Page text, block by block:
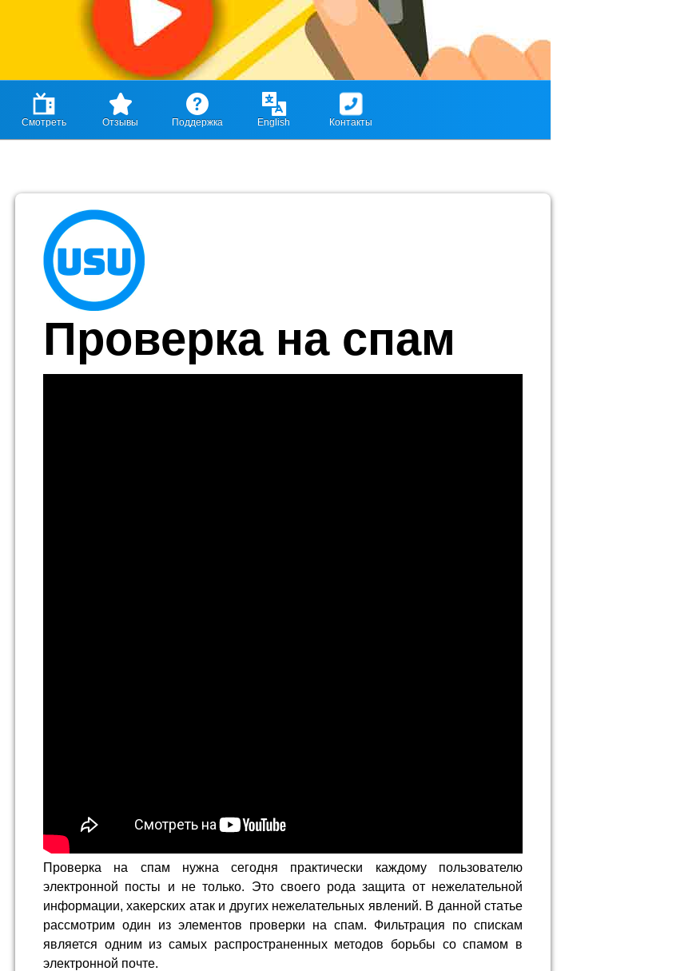
Смотреть Отзывы Поддержка English Контакты
Проверка на спам
Проверка на спам нужна сегодня практически каждому пользователю
электронной посты и не только. Это своего рода защита от нежелательной
информации, хакерских атак и других нежелательных явлений. В данной статье
рассмотрим один из элементов проверки на спам. Фильтрация по спискам
является одним из самых распространенных методов борьбы со спамом в
электронной почте.